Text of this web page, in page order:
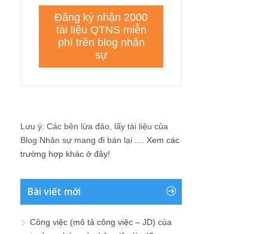
Lưu ý: Các bên lừa đảo, lấy tài liệu của
Blog Nhân sự mang đi bán lại .... Xem các
trường hợp khác ở đây!
Bài viết mới
Công việc (mô tả công việc – JD) của